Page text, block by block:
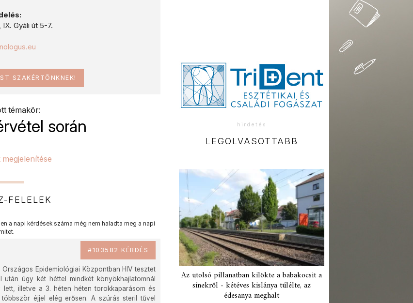
Gyáli út 5-7.
SZAKÉRTŐNKNEK!
témakör:
során
FELELEK
a napi kérdések száma még nem haladta meg a napi
#103582 KÉRDÉS
Epidemiológiai Központban HIV tesztet
úgy két héttel mindkét könyökhajlatomnál
illetve a 3. héten héten torokkaparásom és
éjjel elég erősen. A szúrás steril tűvel
hirdetés
LEGOLVASOTTABB
Az utolsó pillanatban kilökte a babakocsit a
sínekről - kétéves kislánya túlélte, az
édesanya meghalt